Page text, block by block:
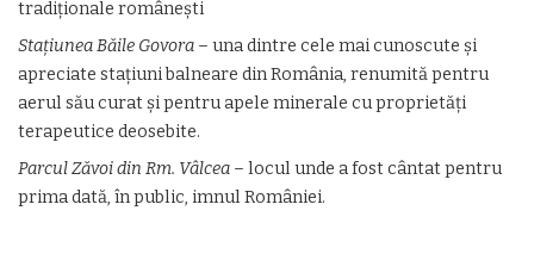
tradiționale românești
Stațiunea Băile Govora – una dintre cele mai cunoscute și
apreciate stațiuni balneare din România, renumită pentru
aerul său curat și pentru apele minerale cu proprietăți
terapeutice deosebite.
Parcul Zăvoi din Rm. Vâlcea – locul unde a fost cântat pentru
prima dată, în public, imnul României.